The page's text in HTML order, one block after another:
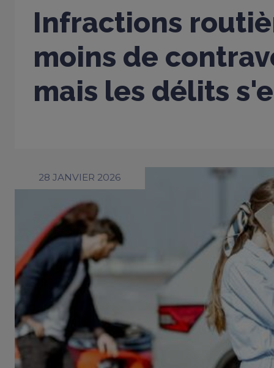
Infractions
moins de
mais les délits
28 JANVIER 2026